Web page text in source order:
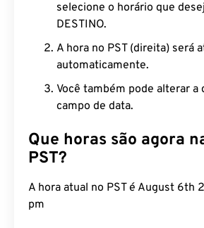
selecione o horário que
DESTINO.
A hora no PST (direita) será
automaticamente.
Você também pode alterar a
campo de data.
Que horas são agora
PST?
A hora atual no PST é August 6th
pm